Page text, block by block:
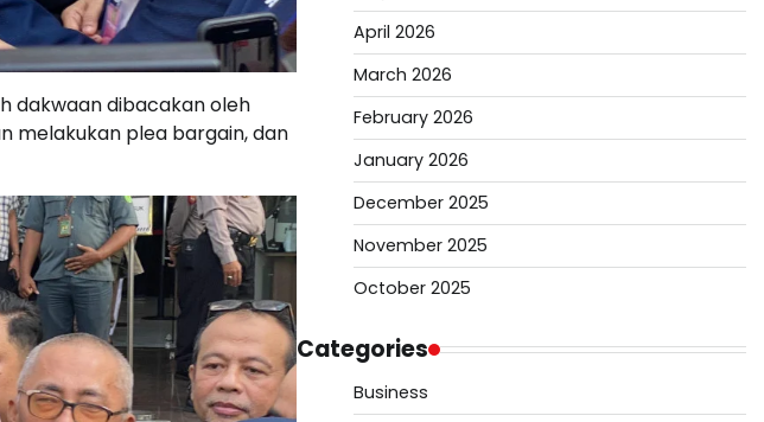
dakwaan dibacakan oleh
melakukan plea bargain, dan
April 2026
March 2026
February 2026
January 2026
December 2025
November 2025
October 2025
Categories
Business